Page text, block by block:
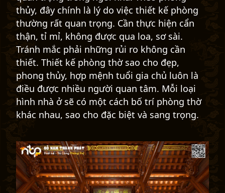
thủy, đây chính là lý do việc thiết kế phòng
thường rất quan trọng. Cần thực hiện cẩn
thận, tỉ mỉ, không được qua loa, sơ sài.
Tránh mắc phải những rủi ro không cần
thiết. Thiết kế phòng thờ sao cho đẹp,
phong thủy, hợp mệnh tuổi gia chủ luôn là
điều được nhiều người quan tâm. Mỗi loại
hình nhà ở sẽ có một cách bố trí phòng thờ
khác nhau, sao cho đặc biệt và sang trọng.